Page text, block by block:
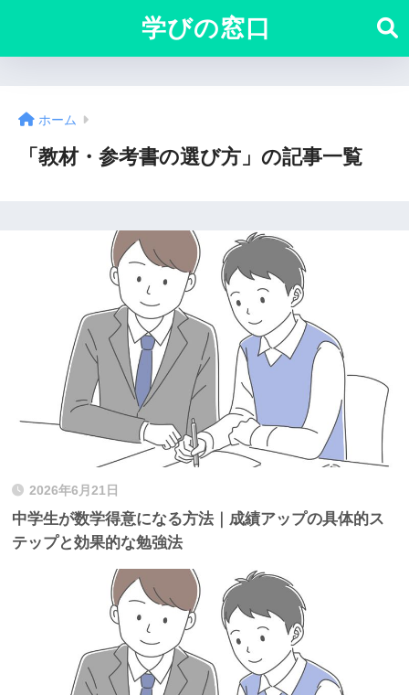
学びの窓口
ホーム
「教材・参考書の選び方」の記事一覧
2026年6月21日
中学生が数学得意になる方法｜成績アップの具体的ス
テップと効果的な勉強法